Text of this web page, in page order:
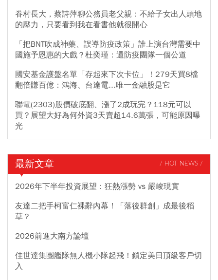
眷村長大，蔡詩萍聊公務員老父親：不給子女出人頭地
的壓力，只要看到我在看書他就很開心
「把BNT吹成神藥、誤導防疫政策」誰上演台灣需要中
國施予恩惠的大戲？杜奕瑾：還防疫團隊一個公道
國安基金護盤名單「存起來下次卡位」！279天買8檔
翻倍賺百億：鴻海、台達電...唯一金融股是它
聯電(2303)股價破底翻、漲了2成玩完？118元可以
買？展望大好為何外資3天賣超14.6萬張，可能原因曝
光
最新文章 / HOT NEWS /
2026年下半年投資展望：狂熱漲勢 vs 嚴峻現實
友達二把手柯富仁裸辭內幕！「落後群創」成最後稻
草？
2026前進大南方論壇
佳世達集團艦隊無人機小隊起飛！鎖定美日頂級客戶切
入